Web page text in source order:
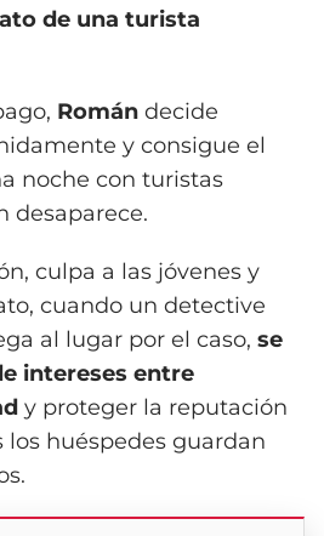
de una turista
Román decide
y consigue el
noche con turistas
desaparece.
culpa a las jóvenes y
cuando un detective
al lugar por el caso, se
intereses entre
y proteger la reputación
huéspedes guardan